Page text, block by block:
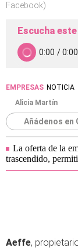
Facebook)
Escucha
EMPRESAS NOTICIA
Alicia Martín
Añádenos en
La oferta de la
trascendido,
Aeffe,